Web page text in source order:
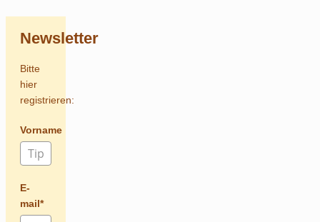
Newsletter
Bitte
hier
registrieren:
Vorname
E-
mail*